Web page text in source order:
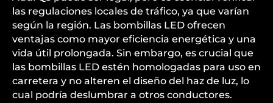
las regulaciones locales de tráfico, ya que varían
según la región. Las bombillas LED ofrecen
ventajas como mayor eficiencia energética y una
vida útil prolongada. Sin embargo, es crucial que
las bombillas LED estén homologadas para uso en
carretera y no alteren el diseño del haz de luz, lo
cual podría deslumbrar a otros conductores.